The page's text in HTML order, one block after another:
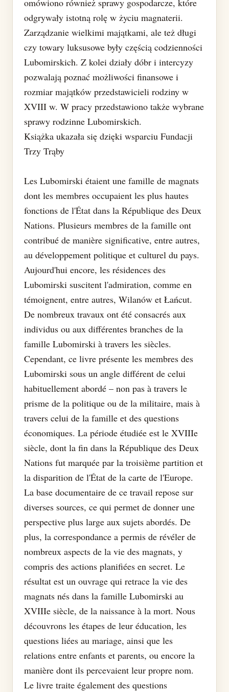
omówiono również sprawy gospodarcze, które
odgrywały istotną rolę w życiu magnaterii.
Zarządzanie wielkimi majątkami, ale też długi
czy towary luksusowe były częścią codzienności
Lubomirskich. Z kolei działy dóbr i intercyzy
pozwalają poznać możliwości finansowe i
rozmiar majątków przedstawicieli rodziny w
XVIII w. W pracy przedstawiono także wybrane
sprawy rodzinne Lubomirskich.
Książka ukazała się dzięki wsparciu Fundacji
Trzy Trąby
Les Lubomirski étaient une famille de magnats
dont les membres occupaient les plus hautes
fonctions de l'État dans la République des Deux
Nations. Plusieurs membres de la famille ont
contribué de manière significative, entre autres,
au développement politique et culturel du pays.
Aujourd'hui encore, les résidences des
Lubomirski suscitent l'admiration, comme en
témoignent, entre autres, Wilanów et Łańcut.
De nombreux travaux ont été consacrés aux
individus ou aux différentes branches de la
famille Lubomirski à travers les siècles.
Cependant, ce livre présente les membres des
Lubomirski sous un angle différent de celui
habituellement abordé – non pas à travers le
prisme de la politique ou de la militaire, mais à
travers celui de la famille et des questions
économiques. La période étudiée est le XVIIIe
siècle, dont la fin dans la République des Deux
Nations fut marquée par la troisième partition et
la disparition de l'État de la carte de l'Europe.
La base documentaire de ce travail repose sur
diverses sources, ce qui permet de donner une
perspective plus large aux sujets abordés. De
plus, la correspondance a permis de révéler de
nombreux aspects de la vie des magnats, y
compris des actions planifiées en secret. Le
résultat est un ouvrage qui retrace la vie des
magnats nés dans la famille Lubomirski au
XVIIIe siècle, de la naissance à la mort. Nous
découvrons les étapes de leur éducation, les
questions liées au mariage, ainsi que les
relations entre enfants et parents, ou encore la
manière dont ils percevaient leur propre nom.
Le livre traite également des questions